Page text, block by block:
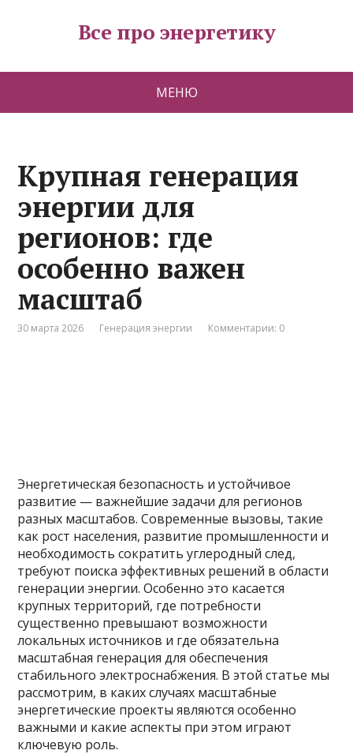
Все про энергетику
МЕНЮ
Крупная генерация
энергии для
регионов: где
особенно важен
масштаб
30 марта 2026 Генерация энергии Комментарии: 0
Энергетическая безопасность и устойчивое
развитие — важнейшие задачи для регионов
разных масштабов. Современные вызовы, такие
как рост населения, развитие промышленности и
необходимость сократить углеродный след,
требуют поиска эффективных решений в области
генерации энергии. Особенно это касается
крупных территорий, где потребности
существенно превышают возможности
локальных источников и где обязательна
масштабная генерация для обеспечения
стабильного электроснабжения. В этой статье мы
рассмотрим, в каких случаях масштабные
энергетические проекты являются особенно
важными и какие аспекты при этом играют
ключевую роль.